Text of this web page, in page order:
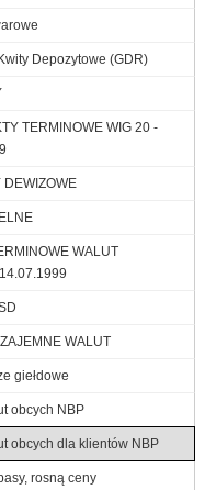
Depozytowe (GDR)
TERMINOWE WIG 20 -
DEWIZOWE
WALUT
WALUT
giełdowe
obcych NBP
obcych dla klientów NBP
rosną ceny